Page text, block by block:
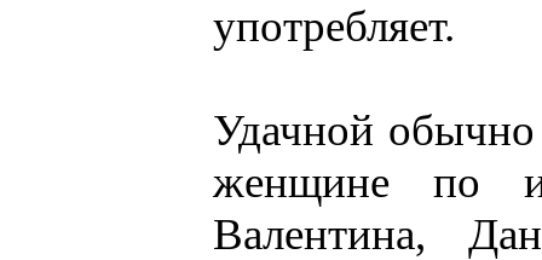
употребляет.
Удачной
женщине по
Валентина,